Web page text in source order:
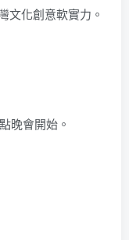
文化創意軟實力。
晚會開始。